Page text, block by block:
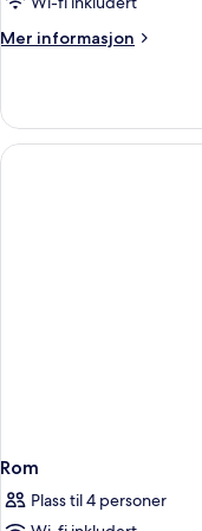
Mer informasjon
Mer
Rom
Plass til 4 personer